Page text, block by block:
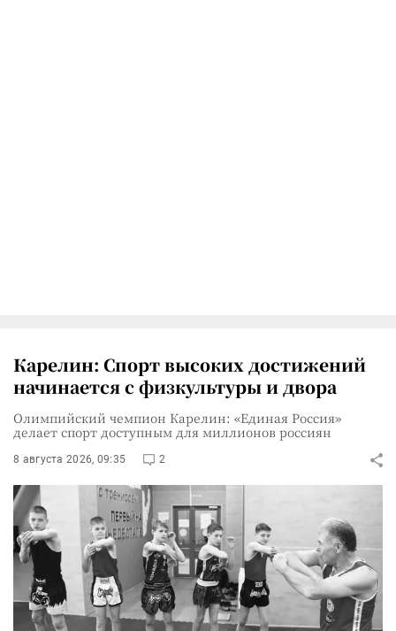
Карелин: Спорт высоких достижений
начинается с физкультуры и двора
Олимпийский чемпион Карелин: «Единая Россия»
делает спорт доступным для миллионов россиян
8 августа 2026, 09:35 2